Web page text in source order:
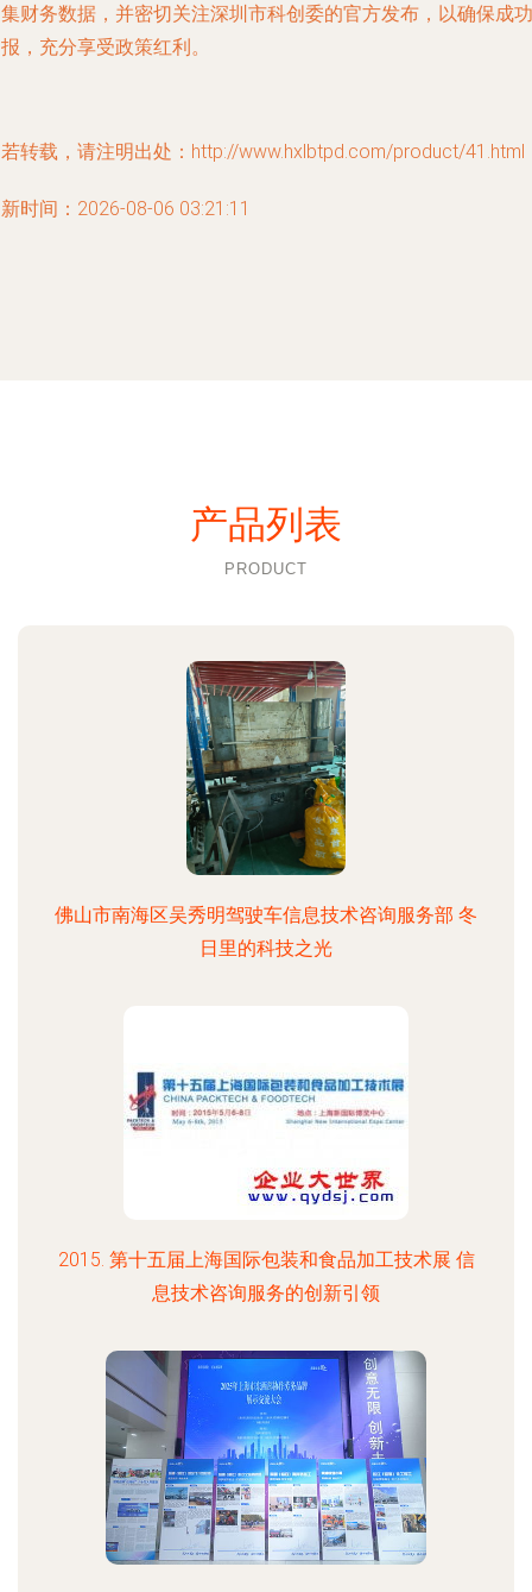
财务数据，并密切关注深圳市科创委的官方发布，以确保成功
，充分享受政策红利。
转载，请注明出处：http://www.hxlbtpd.com/product/41.html
时间：2026-08-06 03:21:11
产品列表
PRODUCT
佛山市南海区吴秀明驾驶车信息技术咨询服务部 冬
日里的科技之光
2015. 第十五届上海国际包装和食品加工技术展 信
息技术咨询服务的创新引领